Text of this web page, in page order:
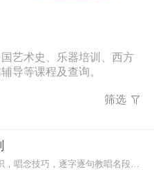
艺术史、乐器培训、西方
导等课程及查询。
筛选